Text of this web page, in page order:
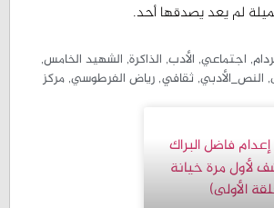
لم يعد يصدقها أحد.
, اجتماعي, الأدب, الذاكرة, الشهيد الخامس,
, النص_الأدبي, ثقافي, رياض الفرطوسي, مركز